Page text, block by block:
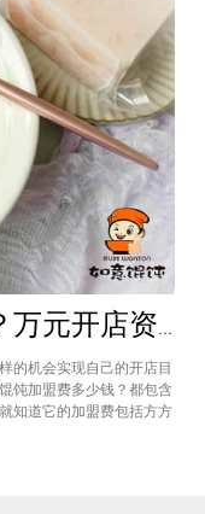
如意馄饨加盟费多少钱？万元开店资金压力基本上不会出现在经营中
的机会实现自己的开店目
饨加盟费多少钱？都包含
知道它的加盟费包括方方
少钱？是不是值得加